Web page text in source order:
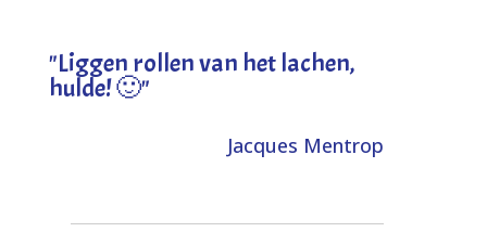
"Liggen rollen van het lachen,
hulde! 🙂"
Jacques Mentrop